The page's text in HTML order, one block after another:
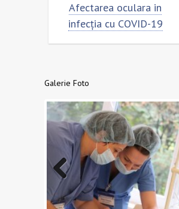
Afectarea oculara in
infecția cu COVID-19
Galerie Foto
Previo
us